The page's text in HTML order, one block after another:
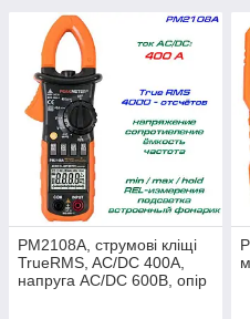
PM2108A, струмові кліщі
TrueRMS, AC/DC 400A,
напруга AC/DC 600В, опір